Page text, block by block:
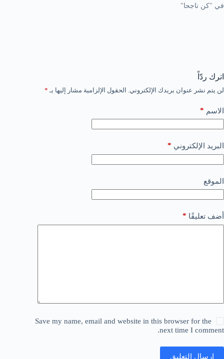
في "كن ناجحا"
اترك ردّاً
لن يتم نشر عنوان بريدك الإلكتروني. الحقول الإلزامية مشار إليها بـ *
الاسم *
البريد الإلكتروني *
الموقع
أضف تعليقًا *
Save my name, email and website in this browser for the
next time I comment.
إرسال التعليق